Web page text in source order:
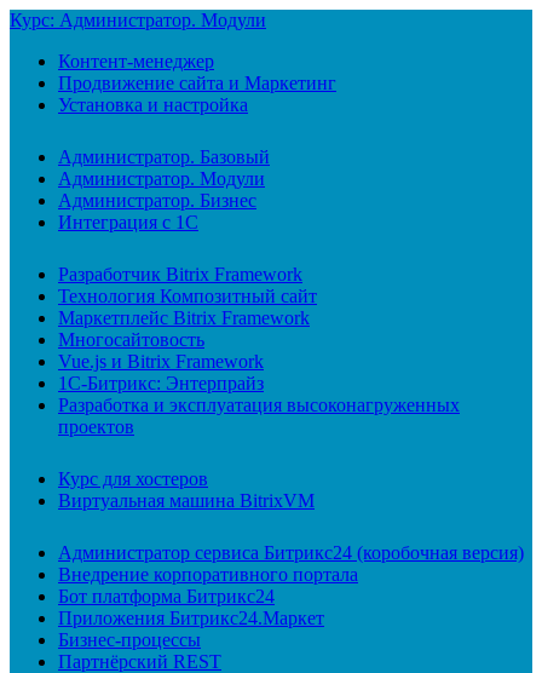
Курс: Администратор. Модули
Контент-менеджер
Продвижение сайта и Маркетинг
Установка и настройка
Администратор. Базовый
Администратор. Модули
Администратор. Бизнес
Интеграция с 1С
Разработчик Bitrix Framework
Технология Композитный сайт
Маркетплейс Bitrix Framework
Многосайтовость
Vue.js и Bitrix Framework
1С-Битрикс: Энтерпрайз
Разработка и эксплуатация высоконагруженных
проектов
Курс для хостеров
Виртуальная машина BitrixVM
Администратор сервиса Битрикс24 (коробочная версия)
Внедрение корпоративного портала
Бот платформа Битрикс24
Приложения Битрикс24.Маркет
Бизнес-процессы
Партнёрский REST